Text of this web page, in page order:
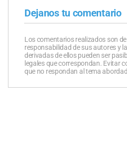
Dejanos tu comentario
Los comentarios realizados son
responsabilidad de sus autores y
derivadas de ellos pueden ser
legales que correspondan. Evitar
que no respondan al tema